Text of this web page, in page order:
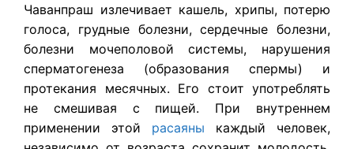
Чаванпраш излечивает кашель, хрипы, потерю
голоса, грудные болезни, сердечные болезни,
болезни мочеполовой системы, нарушения
сперматогенеза (образования спермы) и
протекания месячных. Его стоит употреблять
не смешивая с пищей. При внутреннем
применении этой расаяны каждый человек,